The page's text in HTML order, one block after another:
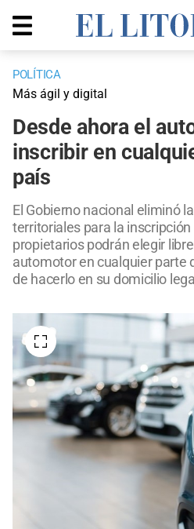
POLÍTICA
Más ágil y digital
Desde ahora el
inscribir en
país
El Gobierno nacional eliminó
territoriales para la
propietarios podrán elegir
automotor en cualquier parte
de hacerlo en su domicilio